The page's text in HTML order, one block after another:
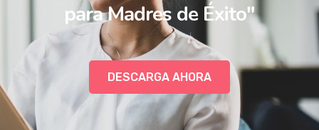
para Madres de Éxito"
DESCARGA AHORA